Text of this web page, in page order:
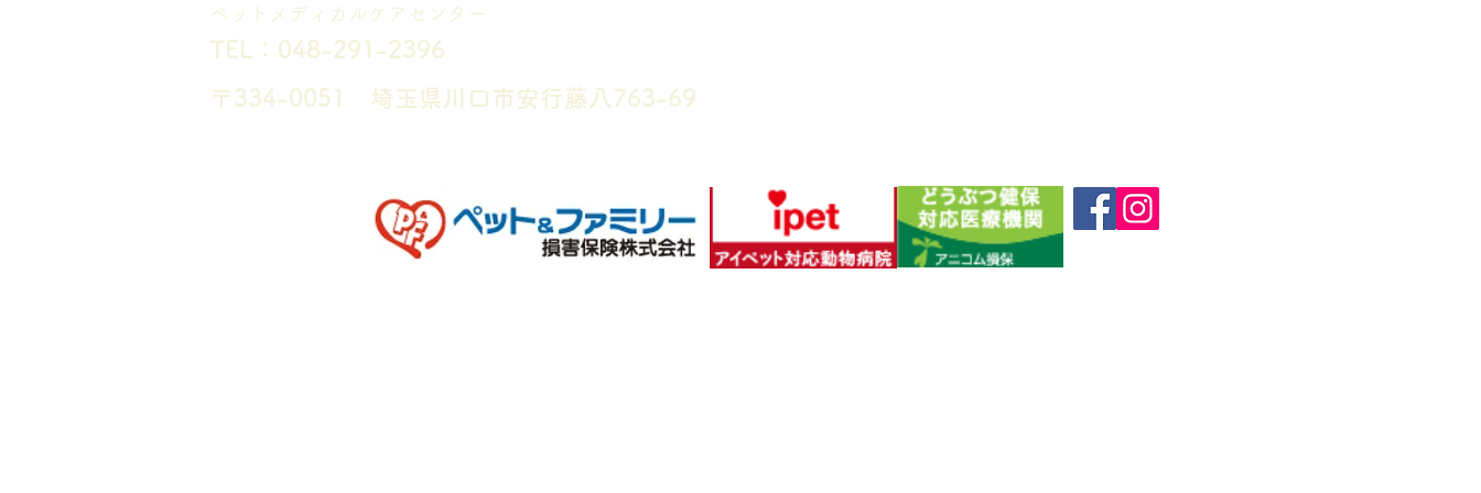
TEL：048-291-2396
〒334-0051 埼玉県川口市安行藤八763-69
​ペットメディカルケアセンター